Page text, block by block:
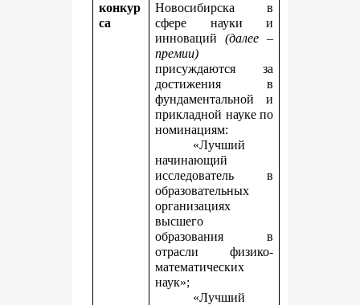
конкур
са
Новосибирска в
сфере науки и
инноваций (далее –
премии)
присуждаются за
достижения в
фундаментальной и
прикладной науке по
номинациям:
«Лучший
начинающий
исследователь в
образовательных
организациях
высшего
образования в
отрасли физико-
математических
наук»;
«Лучший